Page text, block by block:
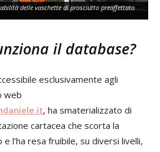
delle vaschette di prosciutto preaffettato
il database?
esclusivamente agli
web
, ha smaterializzato di
cartacea che scorta la
l’ha resa fruibile, su diversi livelli,